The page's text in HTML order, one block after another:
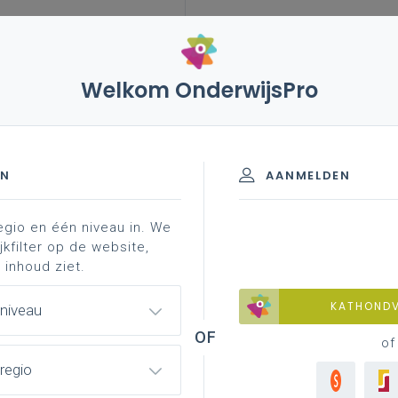
vakken en leerplannen 3de graad
a-finaliteit
professionalisering
B + S - 3de graad - D/
materiaal
Welkom OnderwijsPro
AANMELDEN
of
en één niveau in. We
op de website,
ziet.